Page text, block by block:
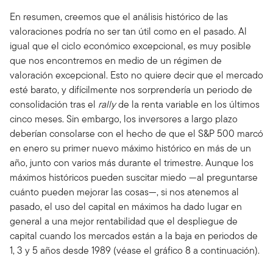
En resumen, creemos que el análisis histórico de las
valoraciones podría no ser tan útil como en el pasado. Al
igual que el ciclo económico excepcional, es muy posible
que nos encontremos en medio de un régimen de
valoración excepcional. Esto no quiere decir que el mercado
esté barato, y difícilmente nos sorprendería un periodo de
consolidación tras el rallyde la renta variable en los últimos
cinco meses. Sin embargo, los inversores a largo plazo
deberían consolarse con el hecho de que el S&P 500 marcó
en enero su primer nuevo máximo histórico en más de un
año, junto con varios más durante el trimestre. Aunque los
máximos históricos pueden suscitar miedo —al preguntarse
cuánto pueden mejorar las cosas—, si nos atenemos al
pasado, el uso del capital en máximos ha dado lugar en
general a una mejor rentabilidad que el despliegue de
capital cuando los mercados están a la baja en periodos de
1, 3 y 5 años desde 1989 (véase el gráfico 8 a continuación).